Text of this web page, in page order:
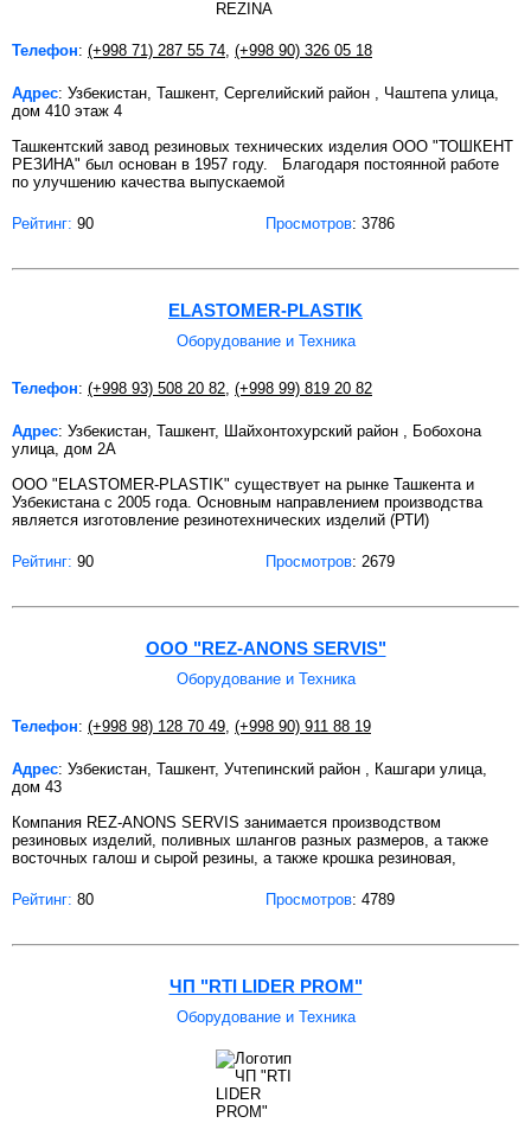
Телефон: (+998 71) 287 55 74, (+998 90) 326 05 18
Адрес: Узбекистан, Ташкент, Сергелийский район , Чаштепа улица,
дом 410 этаж 4
Ташкентский завод резиновых технических изделия OOO "ТОШКЕНТ
РЕЗИНА" был основан в 1957 году. Благодаря постоянной работе
по улучшению качества выпускаемой
Рейтинг: 90 Просмотров: 3786
ELASTOMER-PLASTIK
Оборудование и Техника
Телефон: (+998 93) 508 20 82, (+998 99) 819 20 82
Адрес: Узбекистан, Ташкент, Шайхонтохурский район , Бобохона
улица, дом 2А
ООО "ELASTOMER-PLASTIK" существует на рынке Ташкента и
Узбекистана с 2005 года. Основным направлением производства
является изготовление резинотехнических изделий (РТИ)
Рейтинг: 90 Просмотров: 2679
ООО "REZ-ANONS SERVIS"
Оборудование и Техника
Телефон: (+998 98) 128 70 49, (+998 90) 911 88 19
Адрес: Узбекистан, Ташкент, Учтепинский район , Кашгари улица,
дом 43
Компания REZ-ANONS SERVIS занимается производством
резиновых изделий, поливных шлангов разных размеров, а также
восточных галош и сырой резины, а также крошка резиновая,
Рейтинг: 80 Просмотров: 4789
ЧП "RTI LIDER PROM"
Оборудование и Техника